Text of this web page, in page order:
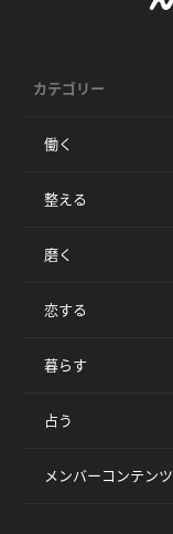
カテゴリー
働く
整える
磨く
恋する
暮らす
占う
メンバーコンテンツ